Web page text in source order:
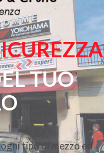
TUO
tipo di mezzo ed